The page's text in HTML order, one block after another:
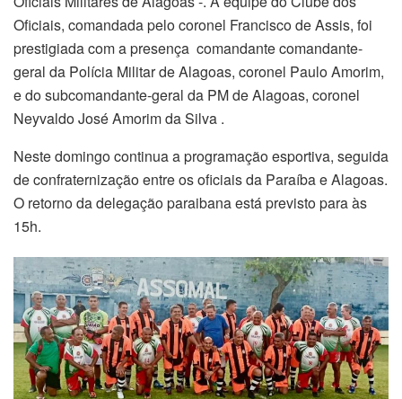
Oficiais, comandada pelo coronel Francisco de Assis, foi
prestigiada com a presença comandante comandante-
geral da Polícia Militar de Alagoas, coronel Paulo Amorim,
e do subcomandante-geral da PM de Alagoas, coronel
Neyvaldo José Amorim da Silva .
Neste domingo continua a programação esportiva, seguida
de confraternização entre os oficiais da Paraíba e Alagoas.
O retorno da delegação paraibana está previsto para às
15h.